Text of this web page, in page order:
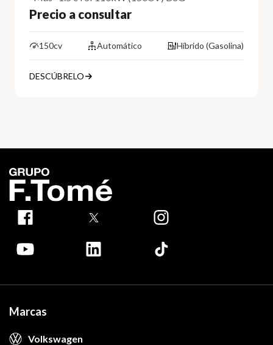
Precio a consultar
150cv Automático Híbrido (Gasolina)
DESCÚBRELO
Marcas
Volkswagen